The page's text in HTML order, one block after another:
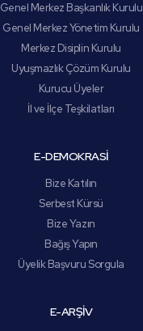
Genel Merkez Başkanlık Kurulu
Genel Merkez Yönetim Kurulu
Merkez Disiplin Kurulu
Uyuşmazlık Çözüm Kurulu
Kurucu Üyeler
İl ve İlçe Teşkilatları
E-DEMOKRASİ
Bize Katılın
Serbest Kürsü
Bize Yazın
Bağış Yapın
Üyelik Başvuru Sorgula
E-ARŞİV